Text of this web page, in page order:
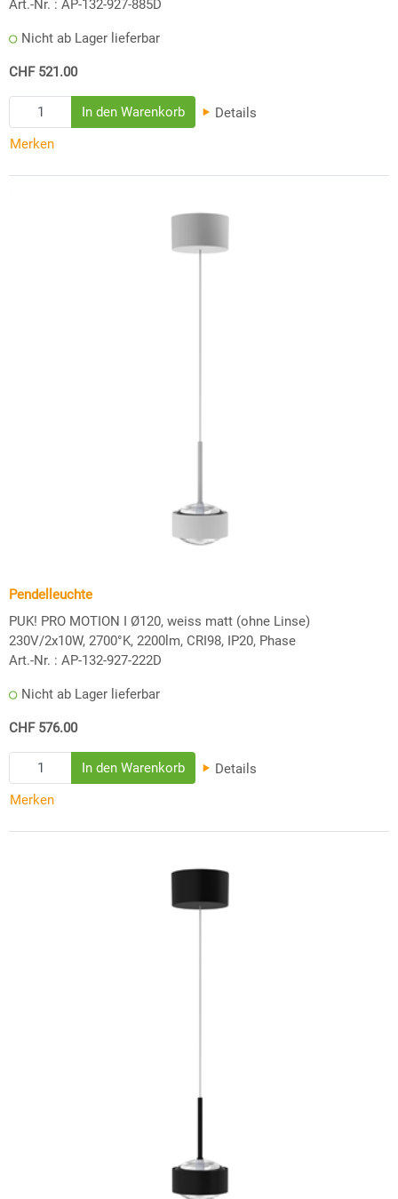
Art.-Nr. : AP-132-927-885D
Nicht ab Lager lieferbar
CHF 521.00
Details
Merken
Pendelleuchte
PUK! PRO MOTION I Ø120, weiss matt (ohne Linse)
230V/2x10W, 2700°K, 2200lm, CRI98, IP20, Phase
Art.-Nr. : AP-132-927-222D
Nicht ab Lager lieferbar
CHF 576.00
Details
Merken